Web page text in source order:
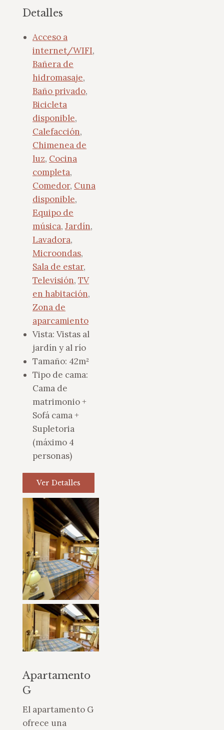
Detalles
Acceso a
internet/WIFI,
Bañera de
hidromasaje,
Baño privado,
Bicicleta
disponible,
Calefacción,
Chimenea de
luz, Cocina
completa,
Comedor, Cuna
disponible,
Equipo de
música, Jardín,
Lavadora,
Microondas,
Sala de estar,
Televisión, TV
en habitación,
Zona de
aparcamiento
Vista: Vistas al
jardín y al río
Tamaño: 42m²
Tipo de cama:
Cama de
matrimonio +
Sofá cama +
Supletoria
(máximo 4
personas)
Ver Detalles
Apartamento
G
El apartamento G
ofrece una